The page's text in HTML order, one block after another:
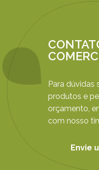
Para dúvidas
produtos e
orçamento,
com nosso
Envie